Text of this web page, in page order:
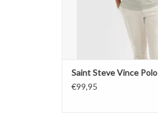
Saint Steve Vince Polo
€99,95